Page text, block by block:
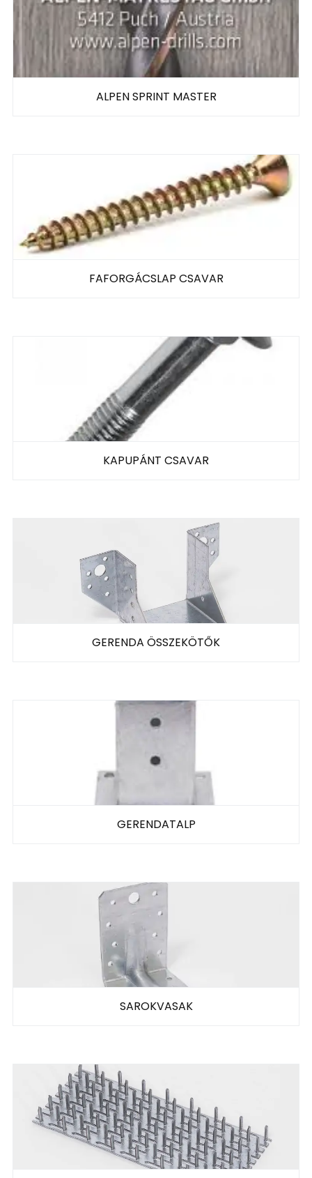
ALPEN SPRINT MASTER
FAFORGÁCSLAP CSAVAR
KAPUPÁNT CSAVAR
GERENDA ÖSSZEKÖTŐK
GERENDATALP
SAROKVASAK